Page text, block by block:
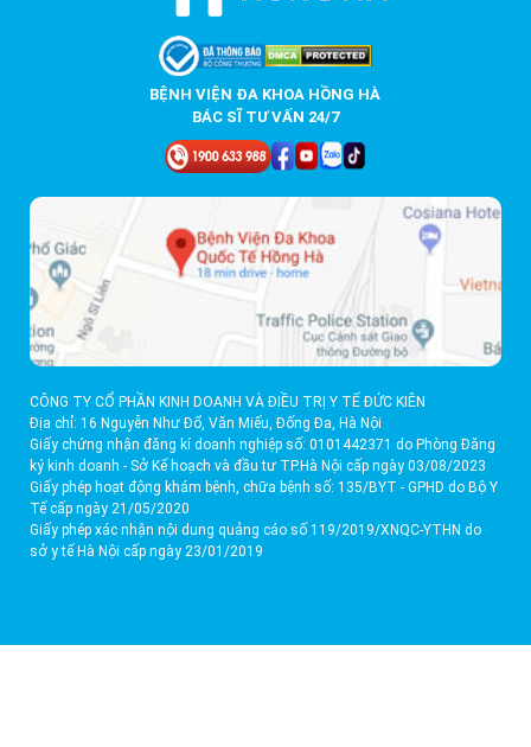
BỆNH VIỆN ĐA KHOA HỒNG HÀ
BÁC SĨ TƯ VẤN 24/7
CÔNG TY CỔ PHẦN KINH DOANH VÀ ĐIỀU TRỊ Y TẾ ĐỨC KIÊN
Địa chỉ: 16 Nguyễn Như Đổ, Văn Miếu, Đống Đa, Hà Nội
Giấy chứng nhận đăng kí doanh nghiệp số: 0101442371 do Phòng Đăng
ký kinh doanh - Sở Kế hoạch và đầu tư TP.Hà Nội cấp ngày 03/08/2023
Giấy phép hoạt động khám bệnh, chữa bệnh số: 135/BYT - GPHD do Bộ Y
Tế cấp ngày 21/05/2020
Giấy phép xác nhận nội dung quảng cáo số 119/2019/XNQC-YTHN do
sở y tế Hà Nội cấp ngày 23/01/2019